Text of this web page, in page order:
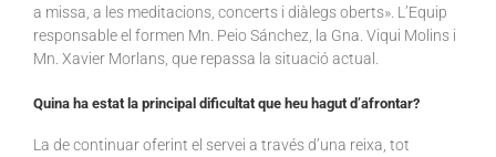
a missa, a les meditacions, concerts i diàlegs oberts». L’Equip
responsable el formen Mn. Peio Sánchez, la Gna. Viqui Molins i
Mn. Xavier Morlans, que repassa la situació actual.
Quina ha estat la principal dificultat que heu hagut d’afrontar?
La de continuar oferint el servei a través d’una reixa, tot